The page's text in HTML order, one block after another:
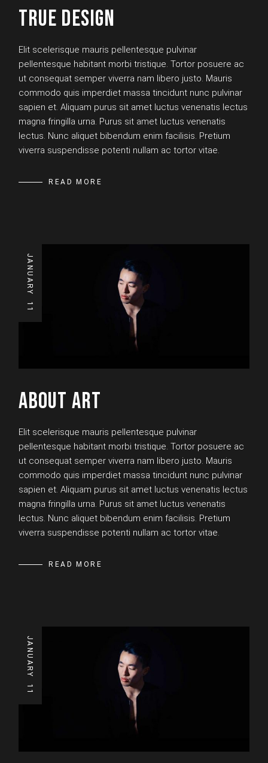
TRUE DESIGN
Elit scelerisque mauris pellentesque pulvinar
pellentesque habitant morbi tristique. Tortor posuere ac
ut consequat semper viverra nam libero justo. Mauris
commodo quis imperdiet massa tincidunt nunc pulvinar
sapien et. Aliquam purus sit amet luctus venenatis lectus
magna fringilla urna. Purus sit amet luctus venenatis
lectus. Nunc aliquet bibendum enim facilisis. Pretium
viverra suspendisse potenti nullam ac tortor vitae.
READ MORE
JANUARY
11
ABOUT ART
Elit scelerisque mauris pellentesque pulvinar
pellentesque habitant morbi tristique. Tortor posuere ac
ut consequat semper viverra nam libero justo. Mauris
commodo quis imperdiet massa tincidunt nunc pulvinar
sapien et. Aliquam purus sit amet luctus venenatis lectus
magna fringilla urna. Purus sit amet luctus venenatis
lectus. Nunc aliquet bibendum enim facilisis. Pretium
viverra suspendisse potenti nullam ac tortor vitae.
READ MORE
JANUARY
11